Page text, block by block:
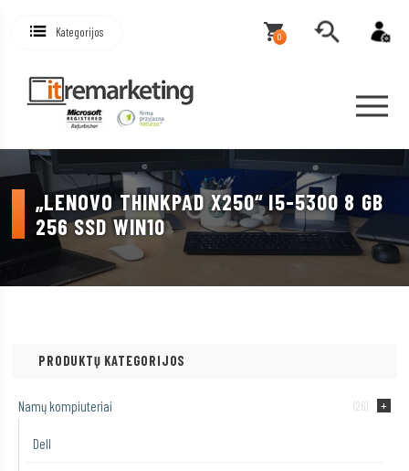
Kategorijos 0
„LENOVO THINKPAD X250“ I5-5300 8 GB
256 SSD WIN10
PRODUKTŲ KATEGORIJOS
Namų kompiuteriai (26)
Dell